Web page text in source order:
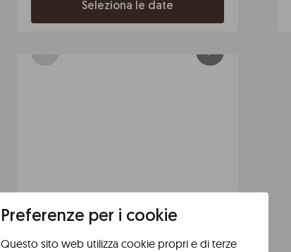
Seleziona le date
Preferenze per i cookie
Questo sito web utilizza cookie propri e di terze